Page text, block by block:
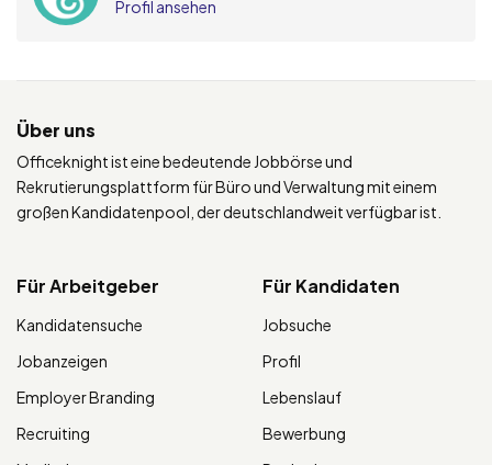
Profil ansehen
Über uns
Officeknight ist eine bedeutende Jobbörse und
Rekrutierungsplattform für Büro und Verwaltung mit einem
großen Kandidatenpool, der deutschlandweit verfügbar ist.
Für Arbeitgeber
Kandidatensuche
Jobanzeigen
Employer Branding
Recruiting
Für Kandidaten
Jobsuche
Profil
Lebenslauf
Bewerbung